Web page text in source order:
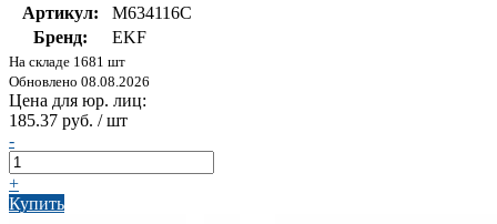
Артикул:
M634116C
Бренд:
EKF
На складе 1681 шт
Обновлено 08.08.2026
Цена для юр. лиц:
185.37 руб. / шт
-
+
Купить